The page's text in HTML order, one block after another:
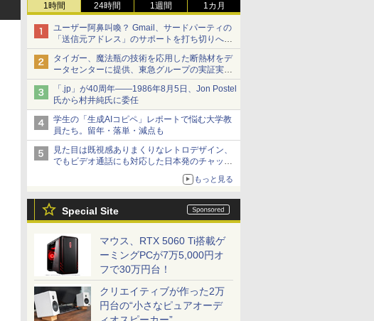
1時間 24時間 1週間 1カ月
ユーザー阿鼻叫喚？ Gmail、サードパーティの
「送信元アドレス」のサポートを打ち切りへ
【やじうまWatch】
タイガー、魔法瓶の技術を応用した断熱材をデ
ータセンターに提供、東急グループの実証実験
で 「ステンレス密封真空断熱パネル TIVIP」
「.jp」が40周年――1986年8月5日、Jon Postel
氏から村井純氏に委任
学生の「生成AIコピペ」レポートで悩む大学教
員たち。留年・落単・減点も
見た目は既視感ありまくりなレトロデザイン、
でもビデオ通話にも対応した日本発のチャット
もっと見る
Special Site
マウス、RTX 5060 Ti搭載ゲ
ーミングPCが7万5,000円オ
フで30万円台！
クリエイティブが作った2万
円台の“小さなピュアオーデ